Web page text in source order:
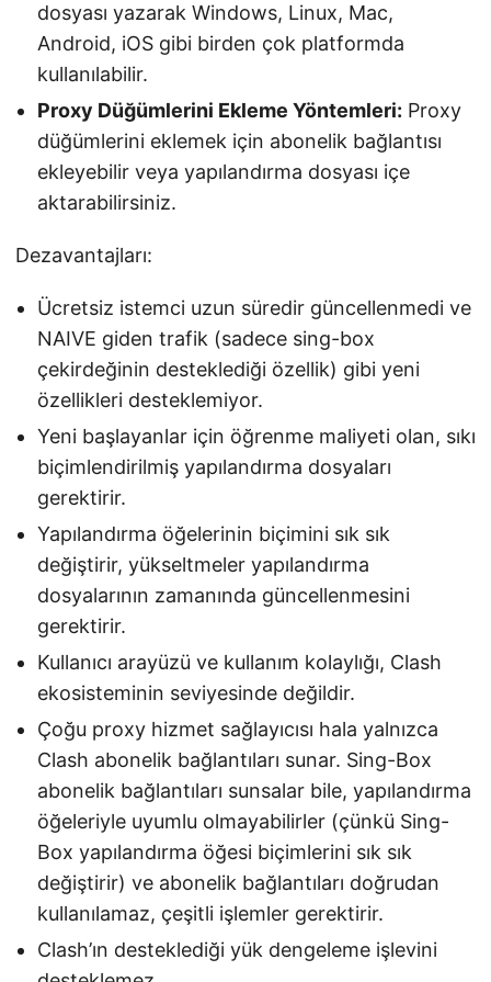
dosyası yazarak Windows, Linux, Mac,
Android, iOS gibi birden çok platformda
kullanılabilir.
Proxy Düğümlerini Ekleme Yöntemleri: Proxy
düğümlerini eklemek için abonelik bağlantısı
ekleyebilir veya yapılandırma dosyası içe
aktarabilirsiniz.
Dezavantajları:
Ücretsiz istemci uzun süredir güncellenmedi ve
NAIVE giden trafik (sadece sing-box
çekirdeğinin desteklediği özellik) gibi yeni
özellikleri desteklemiyor.
Yeni başlayanlar için öğrenme maliyeti olan, sıkı
biçimlendirilmiş yapılandırma dosyaları
gerektirir.
Yapılandırma öğelerinin biçimini sık sık
değiştirir, yükseltmeler yapılandırma
dosyalarının zamanında güncellenmesini
gerektirir.
Kullanıcı arayüzü ve kullanım kolaylığı, Clash
ekosisteminin seviyesinde değildir.
Çoğu proxy hizmet sağlayıcısı hala yalnızca
Clash abonelik bağlantıları sunar. Sing-Box
abonelik bağlantıları sunsalar bile, yapılandırma
öğeleriyle uyumlu olmayabilirler (çünkü Sing-
Box yapılandırma öğesi biçimlerini sık sık
değiştirir) ve abonelik bağlantıları doğrudan
kullanılamaz, çeşitli işlemler gerektirir.
Clash’ın desteklediği yük dengeleme işlevini